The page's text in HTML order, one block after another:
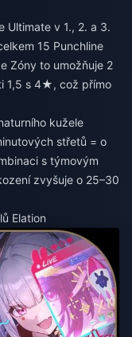
Ultimate v 1., 2. a 3.
15 Punchline
Zóny to umožňuje 2
1,5 s 4★, což přímo
kužele
střetů = o
s týmovým
zvyšuje o 25–30
Elation